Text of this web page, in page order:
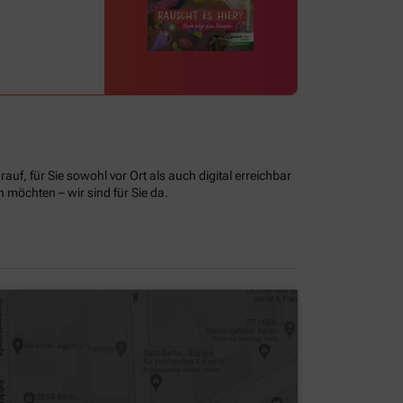
für Sie sowohl vor Ort als auch digital erreichbar
– wir sind für Sie da.